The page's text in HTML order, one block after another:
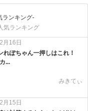
ランキング-
気ランキング
月16日
れぽちゃん一押しはこれ！
...
みきてぃ
月15日